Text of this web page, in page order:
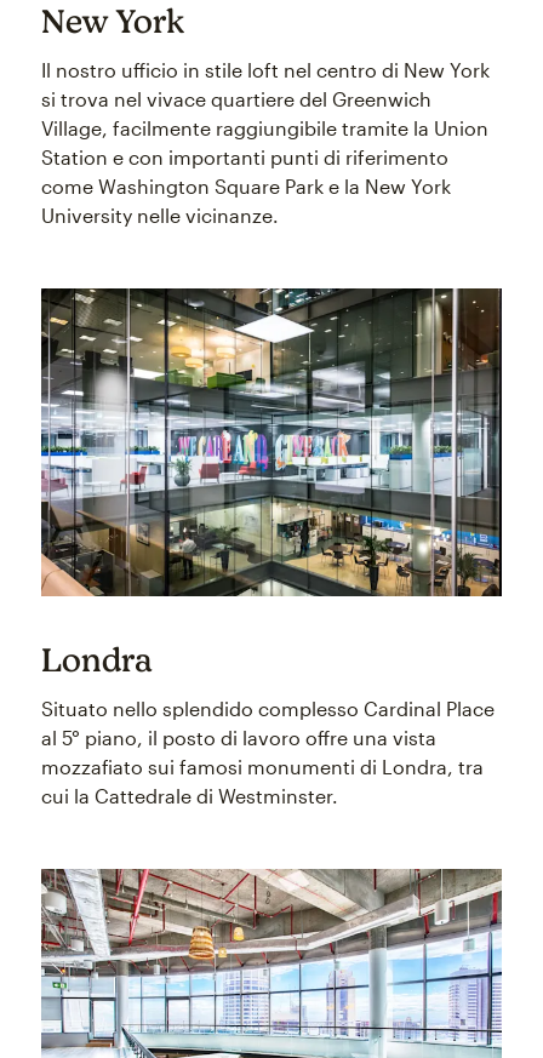
New York
Il nostro ufficio in stile loft nel centro di New York
si trova nel vivace quartiere del Greenwich
Village, facilmente raggiungibile tramite la Union
Station e con importanti punti di riferimento
come Washington Square Park e la New York
University nelle vicinanze.
Londra
Situato nello splendido complesso Cardinal Place
al 5° piano, il posto di lavoro offre una vista
mozzafiato sui famosi monumenti di Londra, tra
cui la Cattedrale di Westminster.